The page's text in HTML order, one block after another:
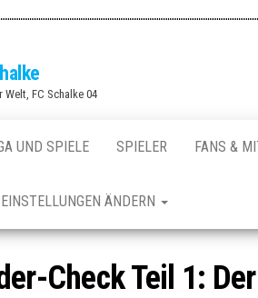
FC Schalke 04
UND SPIELE SPIELER FANS &
ÄNDERN
Check Teil 1: